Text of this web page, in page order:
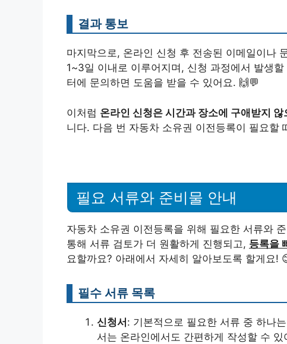
결과 통보
마지막으로, 온라인 신청 후 전송된 이메일이나
1~3일 이내로 이루어지며, 신청 과정에서 발생
터에 문의하면 도움을 받을 수 있어요. 🙌💬
이처럼 온라인 신청은 시간과 장소에 구애받지
니다. 다음 번 자동차 소유권 이전등록이 필요할
필요 서류와 준비물 안내
자동차 소유권 이전등록을 위해 필요한 서류와
통해 서류 검토가 더 원활하게 진행되고, 등록을
요할까요? 아래에서 자세히 알아보도록 할게요!
필수 서류 목록
신청서: 기본적으로 필요한 서류 중 하나
서는 온라인에서도 간편하게 작성할 수